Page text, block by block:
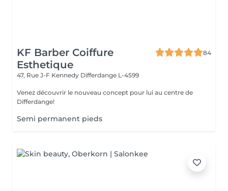
KF Barber Coiffure
Esthetique
84
47, Rue J-F Kennedy Differdange L-4599
Venez découvrir le nouveau concept pour lui au centre de
Differdange!
Semi permanent pieds